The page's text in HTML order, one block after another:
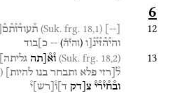
6
12
--
(Suk. frg. 18,1) ת֯עוד֯ו֯ת֯ם֯[
והי֯ה֯ז֯י֯נ֯[ו (והי֯ה֯)
-- כ]בוד
13
(Suk. frg. 18,2) ו֯א֯[תה גליתה]
ל֯[רזי פלא ותבחר בנו להיות] (Suk. 14,2)
וב֯ח֯י֯ר֯י֯ צ[דק ד]ו֯ רש י֯